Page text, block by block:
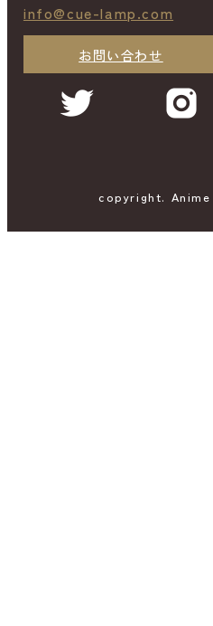
info@cue-lamp.com
お問い合わせ
copyright. Anime